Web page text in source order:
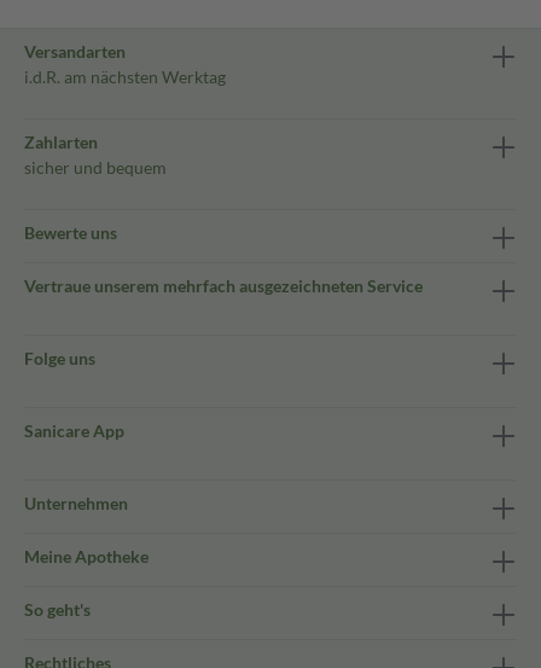
Versandarten
i.d.R. am nächsten Werktag
Zahlarten
sicher und bequem
Bewerte uns
Vertraue unserem mehrfach ausgezeichneten Service
Folge uns
Sanicare App
Unternehmen
Meine Apotheke
So geht's
Rechtliches